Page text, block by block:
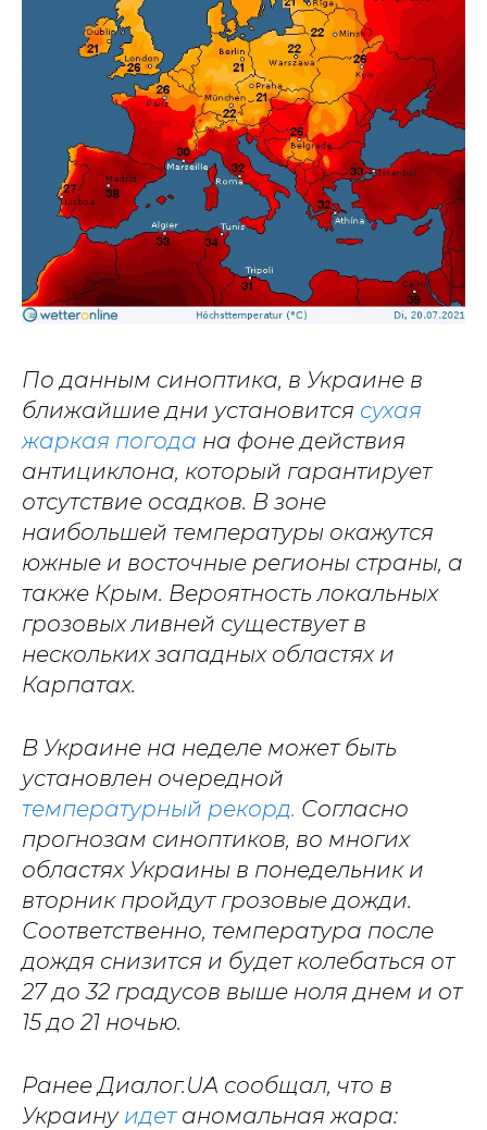
По данным синоптика, в Украине в
ближайшие дни установится сухая
жаркая погода на фоне действия
антициклона, который гарантирует
отсутствие осадков. В зоне
наибольшей температуры окажутся
южные и восточные регионы страны, а
также Крым. Вероятность локальных
грозовых ливней существует в
нескольких западных областях и
Карпатах.
В Украине на неделе может быть
установлен очередной
температурный рекорд. Согласно
прогнозам синоптиков, во многих
областях Украины в понедельник и
вторник пройдут грозовые дожди.
Соответственно, температура после
дождя снизится и будет колебаться от
27 до 32 градусов выше ноля днем и от
15 до 21 ночью.
Ранее Диалог.UA сообщал, что в
Украину идетаномальная жара: